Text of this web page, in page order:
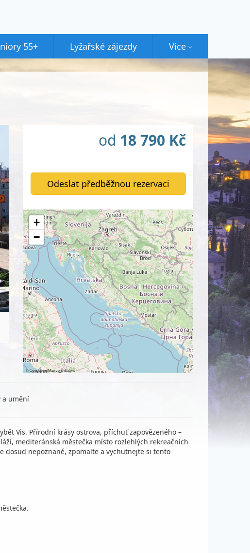
55+ Lyžařské zájezdy Více
od 18 790 Kč
Odeslat předběžnou rezervaci
+
−
©OpenStreetMapcontributors
a umění
Vis. Přírodní krásy ostrova, příchuť zapovězeného –
mediteránská městečka místo rozlehlých rekreačních
dosud nepoznané, zpomalte a vychutnejte si tento